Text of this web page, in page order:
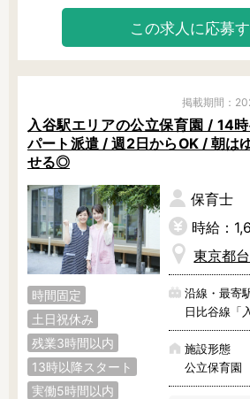
この求人に応募
掲載期間：
入谷駅エリアの公立保育園 / 14
パート派遣 / 週2日からOK / 朝は
せる◎
時間固定
土日祝休み
残業3時間以内
13時以降スタート
実働5時間以内
保育士
時給：
東京都
沿線・最寄
日比谷線
施設形態
公立保育園